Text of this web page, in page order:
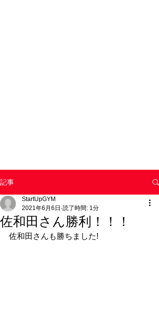
記事
佐和田さん勝利！！！
StartUpGYM
2021年6月6日 読了時間: 1分
佐和田さんも勝ちました!